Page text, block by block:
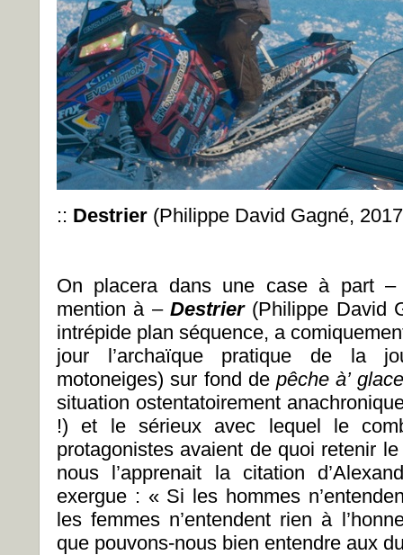
:: Destrier (Philippe David Gagné,
On placera dans une case à part
mention à –Destrier(Philippe David
intrépide plan séquence, a
jour l’archaïque pratique de la
motoneiges) sur fond depêcheà’
situation ostentatoirement
!) et le sérieux avec lequel le
protagonistes avaient de quoi retenir
nous l’apprenait la citation
exergue : « Si les hommes
les femmes n’entendent rien à
que pouvons-nous bien entendre aux